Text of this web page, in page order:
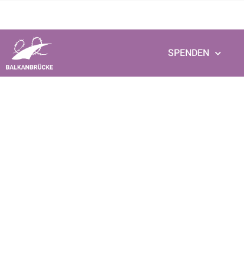
SPENDEN